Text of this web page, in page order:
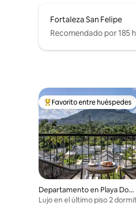
Fortaleza San Felipe
Recomendado por 185
Favorito entre los
Favorito entre huéspedes
Departamento en Playa Dora
da
Lujo en el último piso 2